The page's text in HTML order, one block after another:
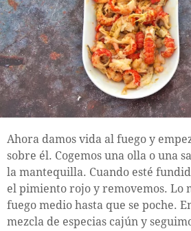
Ahora damos vida al fuego y
sobre él. Cogemos una olla o una
la mantequilla. Cuando esté
el pimiento rojo y removemos. Lo
fuego medio hasta que se poche.
mezcla de especias cajún y